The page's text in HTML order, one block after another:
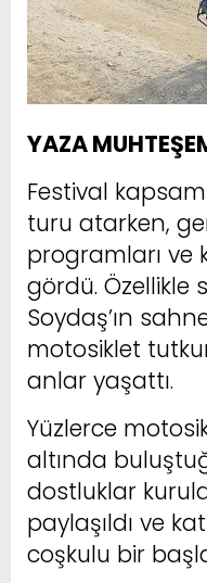
YAZA
Festival
turu atarken,
programları ve
gördü. Özellikle
Soydaş’ın
motosiklet
anlar yaşattı.
Yüzlerce
altında
dostluklar
paylaşıldı ve
coşkulu bir